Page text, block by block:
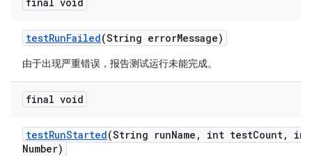
testRunFailed(String errorMessage)
由于出现严重错误，报告测试运行未能完成。
final void
testRunStarted(String runName , int testCount,
int
Number)